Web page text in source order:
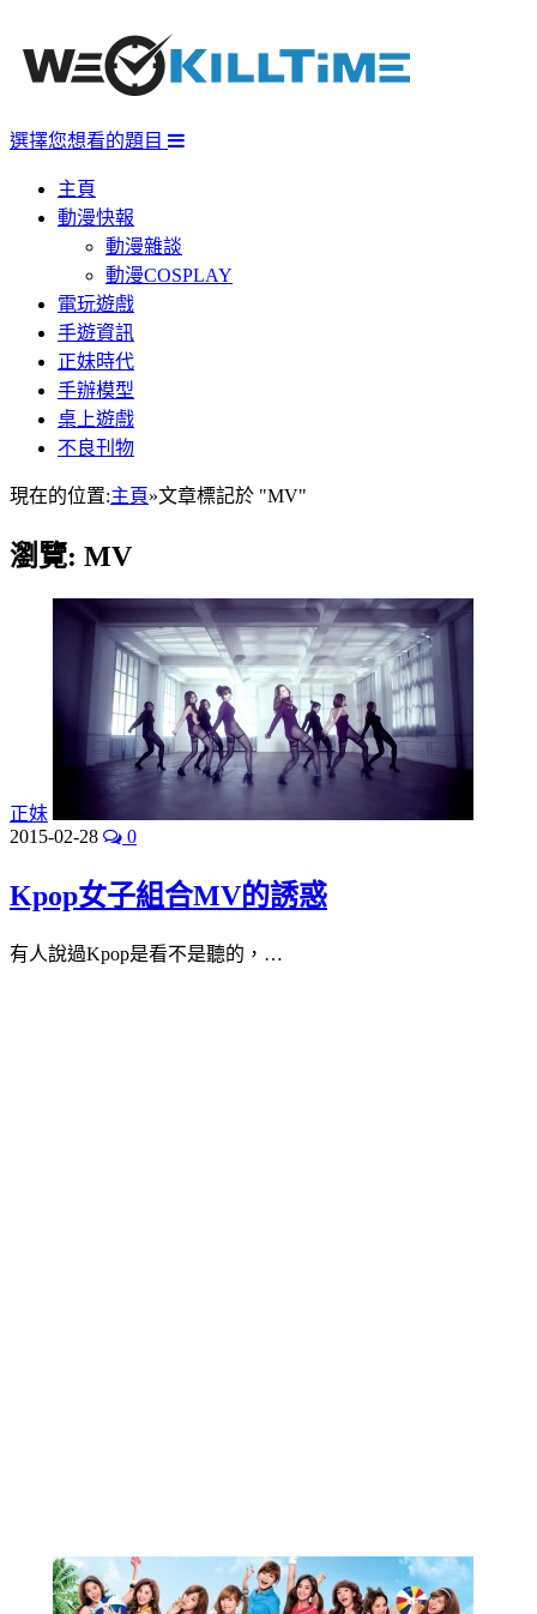
選擇您想看的題目
主頁
動漫快報
動漫雜談
動漫COSPLAY
電玩遊戲
手遊資訊
正妹時代
手辦模型
桌上遊戲
不良刊物
現在的位置:主頁»文章標記於 "MV"
瀏覽: MV
正妹
2015-02-28
0
Kpop女子組合MV的誘惑
有人說過Kpop是看不是聽的，…